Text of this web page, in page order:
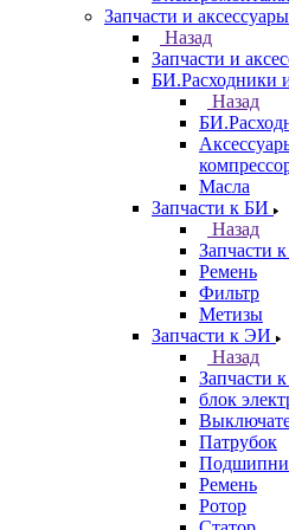
Запчасти и аксессуары
Назад
Запчасти и
БИ.Расходники
Назад
Масла
Запчасти к БИ
Назад
Запчасти
Ремень
Фильтр
Метизы
Запчасти к ЭИ
Назад
Запчасти
блок
Патрубок
Ремень
Ротор